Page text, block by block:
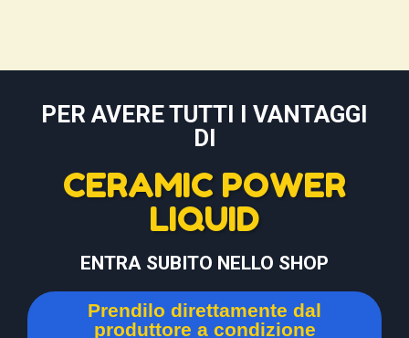
PER AVERE TUTTI I VANTAGGI
DI
CERAMIC POWER
LIQUID
ENTRA SUBITO NELLO SHOP
Prendilo direttamente dal
produttore a condizione